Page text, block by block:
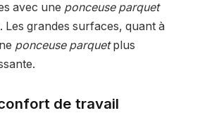
avec une ponceuse parquet
Les grandes surfaces, quant à
ponceuse parquetplus
de travail